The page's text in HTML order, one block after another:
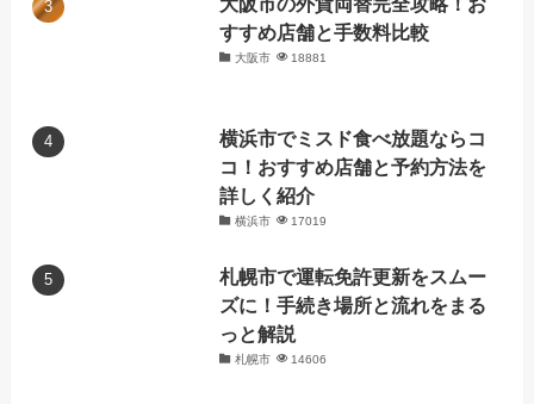
すすめ店舗と手数料比較
大阪市 18881
横浜市でミスド食べ放題ならコ
コ！おすすめ店舗と予約方法を
詳しく紹介
横浜市 17019
札幌市で運転免許更新をスムー
ズに！手続き場所と流れをまる
っと解説
札幌市 14606